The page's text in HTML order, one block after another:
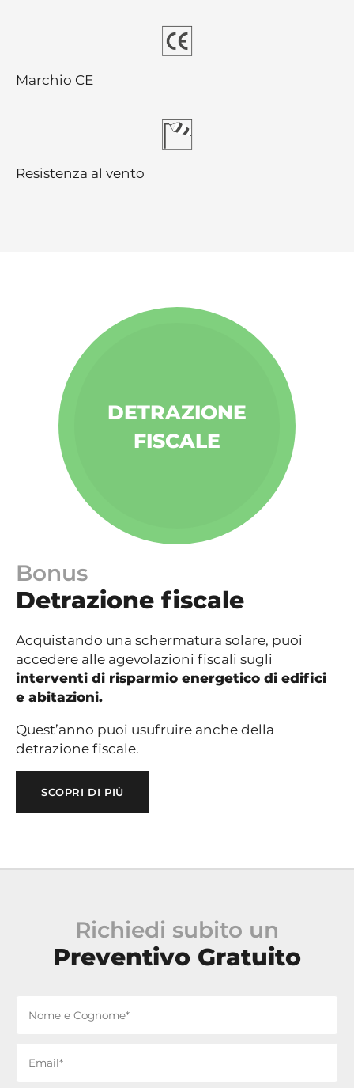
Marchio CE
Resistenza al vento
DETRAZIONE
FISCALE
Bonus
Detrazione fiscale
Acquistando una schermatura solare, puoi
accedere alle agevolazioni fiscali sugli
interventi di risparmio energetico di edifici
e abitazioni.
Quest’anno puoi usufruire anche della
detrazione fiscale.
SCOPRI DI PIÙ
Richiedi subito un
Preventivo Gratuito